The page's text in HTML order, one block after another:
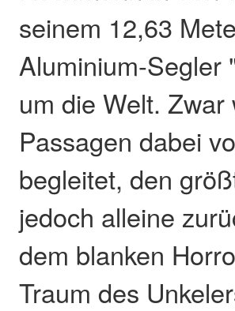
seinem 12,63
Aluminium-Segler
um die Welt.
Passagen dabei
begleitet, den
jedoch alleine
dem blanken
Traum des